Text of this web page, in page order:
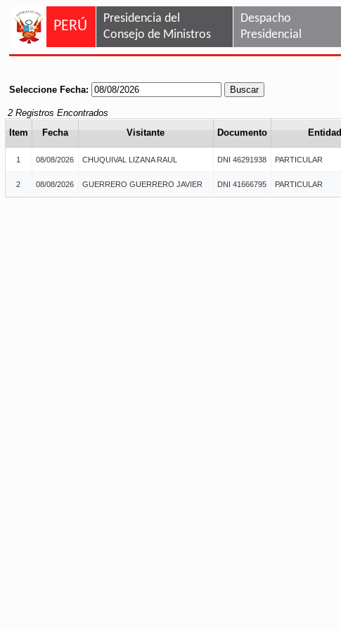
PERÚ
Presidencia del
Consejo de Ministros
Despacho
Presidencial
Seleccione Fecha:
2 Registros Encontrados
Item
Fecha Visitante Documento Entidad
1 08/08/2026 CHUQUIVAL LIZANA RAUL DNI 46291938 PARTICULAR
2 08/08/2026 GUERRERO GUERRERO JAVIER DNI 41666795 PARTICULAR